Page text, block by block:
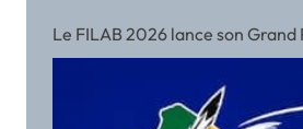
Le FILAB 2026 lance son